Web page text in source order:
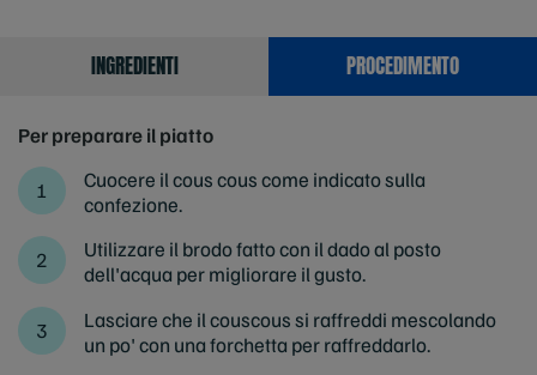
INGREDIENTI PROCEDIMENTO
Per preparare il piatto
Cuocere il cous cous come indicato sulla
confezione.
Utilizzare il brodo fatto con il dado al posto
dell'acqua per migliorare il gusto.
Lasciare che il couscous si raffreddi mescolando
un po' con una forchetta per raffreddarlo.